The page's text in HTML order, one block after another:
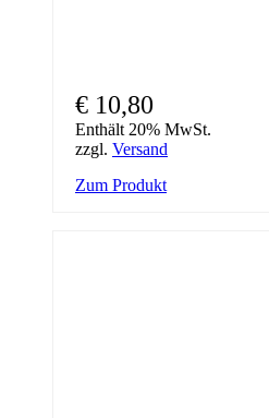
€ 10,80
Enthält 20% MwSt.
zzgl. Versand
Zum Produkt